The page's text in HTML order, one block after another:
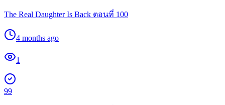
The Real Daughter Is Back ตอนที่ 100
4 months ago
1
99